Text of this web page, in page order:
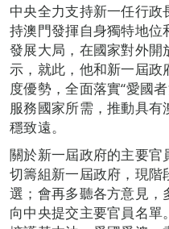
中央全力支持新一任行
持澳門發揮自身獨特地
發展大局，在國家對外
示，就此，他和新一屆政
度優勢，全面落實“愛國
服務國家所需，推動具有
穩致遠。
關於新一屆政府的主要
切籌組新一屆政府，現階
選；會再多聽各方意見
向中央提交主要官員名單